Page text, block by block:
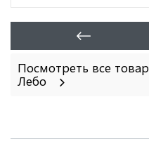
Посмотреть все
Лебо